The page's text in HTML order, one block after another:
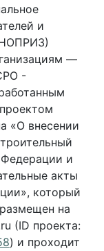
и
—
-
«О внесении
и
акты
который
на
(ID проекта:
) и проходит